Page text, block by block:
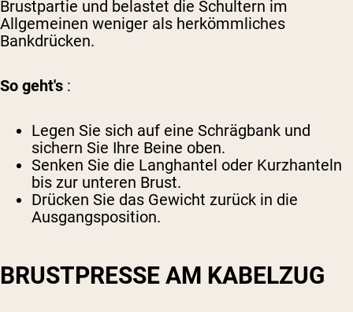
Brustpartie und belastet die Schultern im
Allgemeinen weniger als herkömmliches
Bankdrücken.
So geht's :
Legen Sie sich auf eine Schrägbank und
sichern Sie Ihre Beine oben.
Senken Sie die Langhantel oder Kurzhanteln
bis zur unteren Brust.
Drücken Sie das Gewicht zurück in die
Ausgangsposition.
BRUSTPRESSE AM KABELZUG